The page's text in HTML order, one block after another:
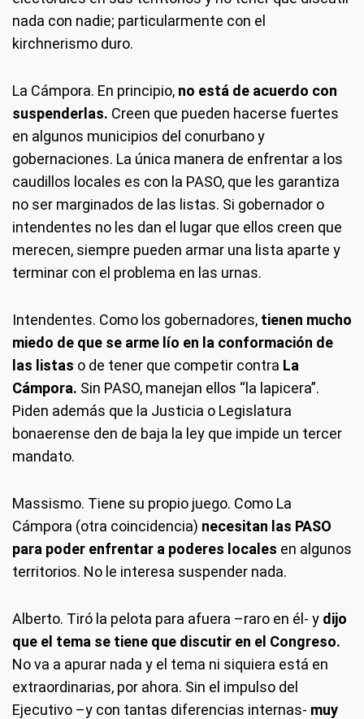
nada con nadie; particularmente con el
kirchnerismo duro.
La Cámpora. En principio, no está de acuerdo con
suspenderlas. Creen que pueden hacerse fuertes
en algunos municipios del conurbano y
gobernaciones. La única manera de enfrentar a los
caudillos locales es con la PASO, que les garantiza
no ser marginados de las listas. Si gobernador o
intendentes no les dan el lugar que ellos creen que
merecen, siempre pueden armar una lista aparte y
terminar con el problema en las urnas.
Intendentes. Como los gobernadores, tienen mucho
miedo de que se arme lío en la conformación de
las listas o de tener que competir contra La
Cámpora. Sin PASO, manejan ellos “la lapicera”.
Piden además que la Justicia o Legislatura
bonaerense den de baja la ley que impide un tercer
mandato.
Massismo. Tiene su propio juego. Como La
Cámpora (otra coincidencia) necesitan las PASO
para poder enfrentar a poderes locales en algunos
territorios. No le interesa suspender nada.
Alberto. Tiró la pelota para afuera –raro en él- y dijo
que el tema se tiene que discutir en el Congreso.
No va a apurar nada y el tema ni siquiera está en
extraordinarias, por ahora. Sin el impulso del
Ejecutivo –y con tantas diferencias internas- muy